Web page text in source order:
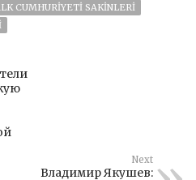
CUMHURIYETI SAKINLERI
Next
Владимир Якушев: